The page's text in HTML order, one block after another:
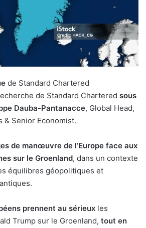
de Standard Chartered
de Standard Chartered sous
Dauba-Pantanacce, Global Head,
& Senior Economist.
de manœuvre de l’Europe face aux
sur le Groenland, dans un contexte
équilibres géopolitiques et
prennent au sérieux les
Trump sur le Groenland, tout en